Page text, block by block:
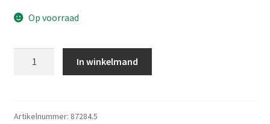
Op voorraad
inklapbaar
In winkelmand
Artikelnummer: 87284.5